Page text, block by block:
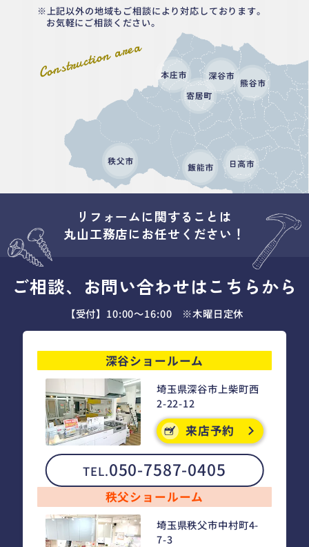
Construction area
上記以外の地域もご相談により対応しております。
お気軽にご相談ください。
リフォームに関することは
丸山工務店にお任せください！
ご相談、お問い合わせはこちらから
【受付】10:00～16:00 ※木曜日定休
深谷ショールーム
埼玉県深谷市上柴町西
2-22-12
来店予約
TEL.050-7587-0405
秩父ショールーム
埼玉県秩父市中村町4-
7-3